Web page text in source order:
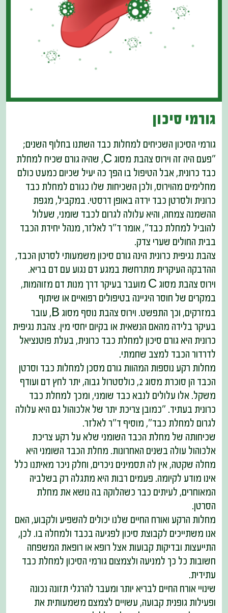
גורמי סיכון
גורמי הסיכון השכיחים למחלות כבד השתנו בחלוף השנים;
"פעם היה זה וירוס צהבת מסוג C, שהיה גורם שכיח למחלת
כבד כרונית, אבל הטיפול בו הפך כה יעיל שכיום כמעט כולם
מחלימים מהוירוס, ולכן השכיחות שלו כגורם למחלת כבד
כרונית ולסרטן כבד ירדה באופן דרסטי. במקביל, מגפת
ההשמנה צמחה, והיא עלולה לגרום לכבד שומני, שעלול
להוביל למחלת כבד", אומר ד"ר לאלזר, מנהל יחידת הכבד
בבית החולים שערי צדק.
צהבת נגיפית כרונית הינה גורם סיכון משמעותי לסרטן הכבד,
ההדבקה העיקרית מתרחשת במגע דם נגוע עם דם בריא.
וירוס צהבת מסוג C מועבר בעיקר דרך מנות דם מזוהמות,
במקרים של חוסר היגיינה בטיפולים רפואיים או שיתוף
במזרקים, וכך התפשט. וירוס צהבת נוסף מסוג B, עובר
בעיקר בלידה מהאם הנשאית או בקיום יחסי מין. צהבת נגיפית
כרונית היא גורם סיכון למחלת כבד כרונית, בעלת פוטנציאל
לדרדור הכבד למצב שחמתי.
מחלות רקע נוספות המהוות גורם מסכן למחלות כבד וסרטן
הכבד הן סוכרת מסוג 2, כולסטרול גבוה, יתר לחץ דם ועודף
משקל. אלו עלולים לנבא כבד שומני, ומכך למחלת כבד
כרונית בעתיד. "כמובן צריכת יתר של אלכוהול גם היא עלולה
לגרום למחלת כבד", מוסיף ד"ר לאלזר.
שכיחותה של מחלת הכבד השומני שלא על רקע צריכת
אלכוהול עולה בשנים האחרונות. מחלת הכבד השומני היא
מחלה שקטה, אין לה תסמינים ניכרים, וחלק ניכר מאיתנו כלל
אינו מודע לקיומה. פעמים רבות היא מתגלה רק בשלביה
המאוחרים, לעיתים כבר כשהלוקה בה נושא את מחלת
הסרטן.
מחלות הרקע ואורח החיים שלנו יכולים להשפיע ולקבוע, האם
אנו משתייכים לקבוצת סיכון לפגיעה בכבד ולמחלה בו. לכן,
התייעצות ובדיקות קבועות אצל רופא או רופאת המשפחה
חשובות כל כך למניעה ולצמצום גורמי הסיכון למחלת כבד
עתידית.
שינויי אורח החיים לבריא יותר ומעבר להרגלי תזונה נכונה
ופעילות גופנית קבועה, עשויים לצמצם משמעותית את